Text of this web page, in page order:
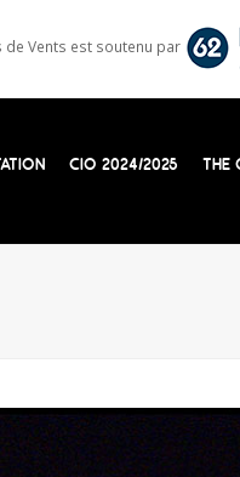
de Vents est soutenu par
CIO 2024/2025 THE